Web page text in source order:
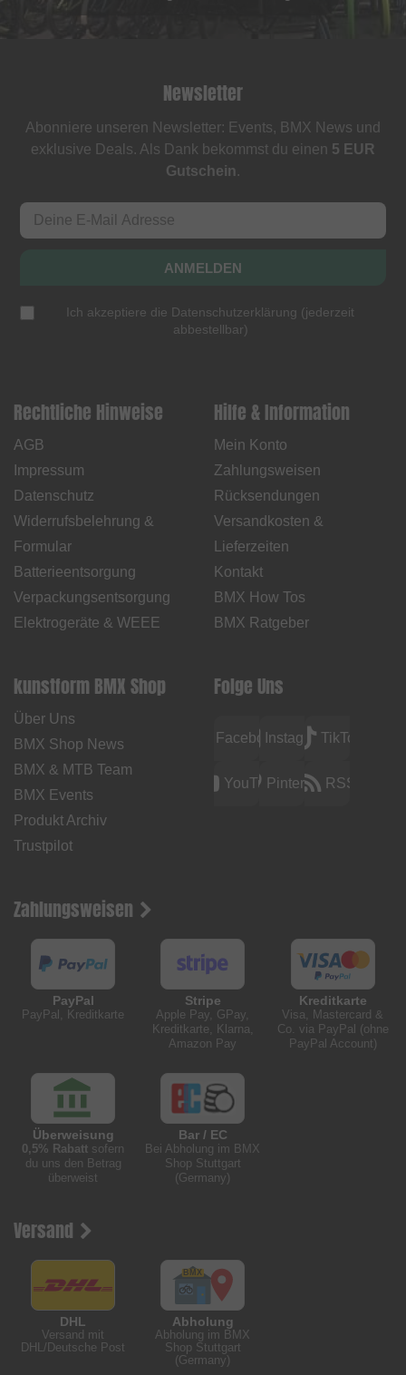
Newsletter
Abonniere unseren Newsletter: Events, BMX News und
exklusive Deals. Als Dank bekommst du einen 5 EUR
Gutschein.
ANMELDEN
Ich akzeptiere die Datenschutzerklärung (jederzeit
abbestellbar)
Rechtliche Hinweise
AGB
Impressum
Datenschutz
Widerrufsbelehrung &
Formular
Batterieentsorgung
Verpackungsentsorgung
Elektrogeräte & WEEE
Hilfe & Information
Mein Konto
Zahlungsweisen
Rücksendungen
Versandkosten &
Lieferzeiten
Kontakt
BMX How Tos
BMX Ratgeber
kunstform BMX Shop
Über Uns
BMX Shop News
BMX & MTB Team
BMX Events
Produkt Archiv
Trustpilot
Folge Uns
FacebookInstagramTikTok
YouTubePinterest RSS
Zahlungsweisen
PayPal
PayPal, Kreditkarte
Stripe
Apple Pay, GPay,
Kreditkarte, Klarna,
Amazon Pay
Kreditkarte
Visa, Mastercard &
Co. via PayPal (ohne
PayPal Account)
Überweisung
0,5% Rabatt sofern
du uns den Betrag
überweist
Bar / EC
Bei Abholung im BMX
Shop Stuttgart
(Germany)
Versand
DHL
Versand mit
DHL/Deutsche Post
Abholung
Abholung im BMX
Shop Stuttgart
(Germany)